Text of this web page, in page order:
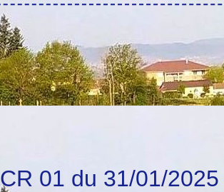
CR 01 du 31/01/2025